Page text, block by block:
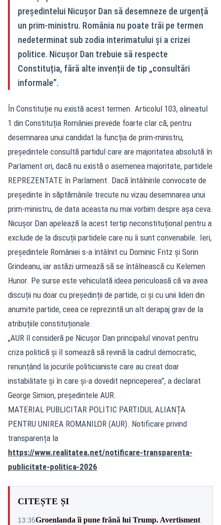
președintelui Nicușor Dan să desemneze de urgență
un prim-ministru. România nu poate trăi pe termen
nedeterminat sub zodia interimatului și a crizei
politice. Nicușor Dan trebuie să respecte
Constituția, fără alte invenții de tip „consultări
informale”.
În Constituție nu există acest termen. Articolul 103, alineatul
1 din Constituția României prevede foarte clar că, pentru
desemnarea unui candidat la funcția de prim-ministru,
președintele consultă partidul care are majoritatea absolută în
Parlament ori, dacă nu există o asemenea majoritate, partidele
REPREZENTATE în Parlament. Dacă întâlnirile convocate de
președinte în săptămânile trecute nu vizau desemnarea unui
prim-ministru, de data aceasta nu mai vorbim despre așa ceva.
Nicușor Dan apelează la acest tertip neconstituțional pentru a
exclude de la discuții partidele care nu îi sunt convenabile. Ieri,
președintele României s-a întâlnit cu Dominic Fritz și Sorin
Grindeanu, iar astăzi urmează să se întâlnească cu Kelemen
Hunor. Pe surse este vehiculată ideea periculoasă că va avea
discuții nu doar cu președinții de partide, ci și cu unii lideri din
anumite partide, ceea ce reprezintă un alt derapaj grav de la
atribuțiile constituționale.
„AUR îl consideră pe Nicușor Dan principalul vinovat pentru
criza politică și îl somează să revină la cadrul democratic,
renunțând la jocurile politicianiste care au creat doar
instabilitate și în care și-a dovedit nepriceperea”, a declarat
George Simion, președintele AUR.
MATERIAL PUBLICITAR POLITIC PARTIDUL ALIANȚA
PENTRU UNIREA ROMANILOR (AUR). Notificare privind
transparența la
https://www.realitatea.net/notificare-transparenta-
publicitate-politica-2026
CITEȘTE ȘI
13:35Groenlanda îi pune frână lui Trump. Avertisment